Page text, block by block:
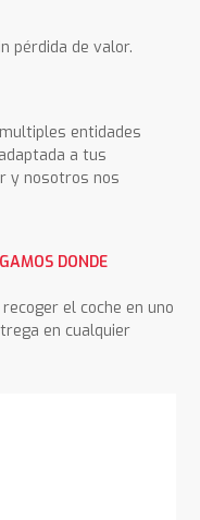
pérdida de valor.
entidades
a tus
y nosotros nos
DONDE
el coche en uno
en cualquier